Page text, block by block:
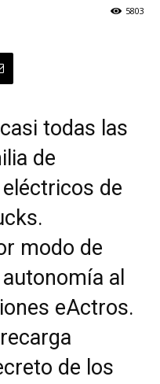
5803
todas las
de
de
modo de
al
eActros.
de los